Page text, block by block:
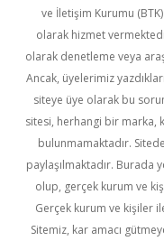
ve İletişim Kurumu
olarak hizmet
olarak denetleme veya
Ancak, üyelerimiz
siteye üye olarak bu
sitesi, herhangi bir marka,
bulunmamaktadır.
paylaşılmaktadır. Burada
olup, gerçek kurum ve
Gerçek kurum ve kişiler
Sitemiz, kar amacı